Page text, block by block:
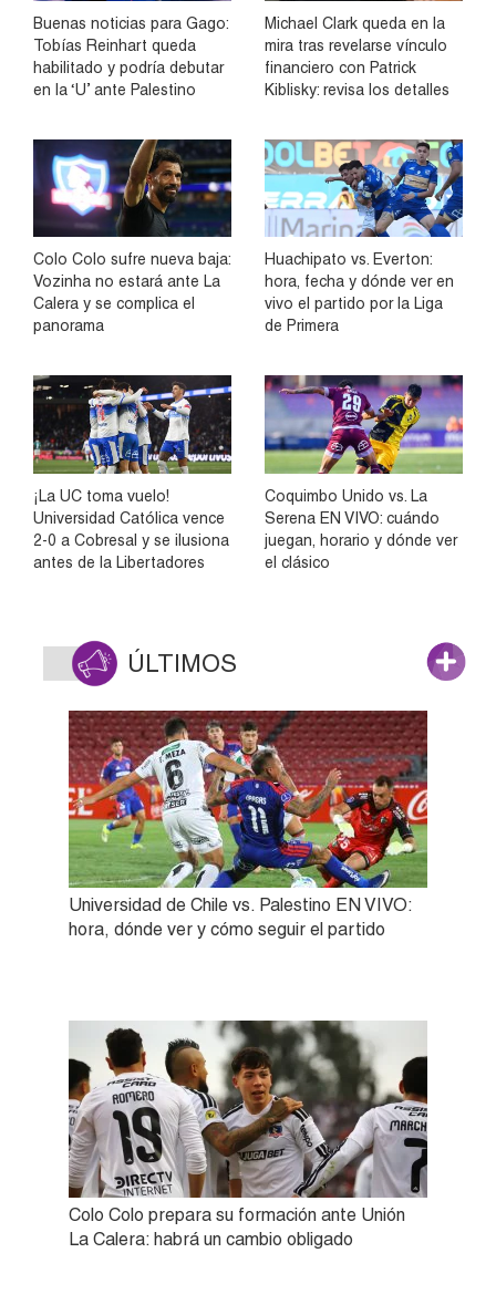
Buenas noticias para Gago:
Tobías Reinhart queda
habilitado y podría debutar
en la ‘U’ ante Palestino
Michael Clark queda en la
mira tras revelarse vínculo
financiero con Patrick
Kiblisky: revisa los detalles
Colo Colo sufre nueva baja:
Vozinha no estará ante La
Calera y se complica el
panorama
Huachipato vs. Everton:
hora, fecha y dónde ver en
vivo el partido por la Liga
de Primera
¡La UC toma vuelo!
Universidad Católica vence
2-0 a Cobresal y se ilusiona
antes de la Libertadores
Coquimbo Unido vs. La
Serena EN VIVO: cuándo
juegan, horario y dónde ver
el clásico
ÚLTIMOS
Universidad de Chile vs. Palestino EN VIVO:
hora, dónde ver y cómo seguir el partido
Colo Colo prepara su formación ante Unión
La Calera: habrá un cambio obligado